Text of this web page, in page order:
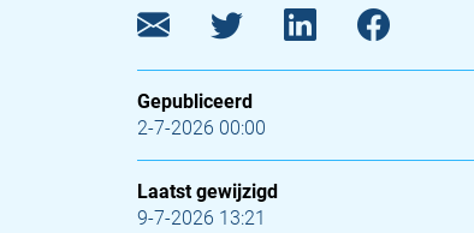
Gepubliceerd
2-7-2026 00:00
Laatst gewijzigd
9-7-2026 13:21